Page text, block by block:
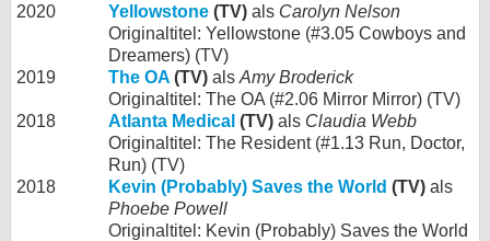
2020
Yellowstone (TV) als Carolyn Nelson
Originaltitel: Yellowstone (#3.05 Cowboys and
Dreamers) (TV)
2019
The OA (TV) als Amy Broderick
Originaltitel: The OA (#2.06 Mirror Mirror) (TV)
2018
Atlanta Medical (TV) als Claudia Webb
Originaltitel: The Resident (#1.13 Run, Doctor,
Run) (TV)
2018
Kevin (Probably) Saves the World (TV) als
Phoebe Powell
Originaltitel: Kevin (Probably) Saves the World